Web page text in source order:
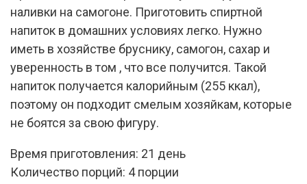
наливки на самогоне. Приготовить спиртной
напиток в домашних условиях легко. Нужно
иметь в хозяйстве бруснику, самогон, сахар и
уверенность в том , что все получится. Такой
напиток получается калорийным (255 ккал),
поэтому он подходит смелым хозяйкам, которые
не боятся за свою фигуру.
Время приготовления: 21 день
Количество порций: 4 порции